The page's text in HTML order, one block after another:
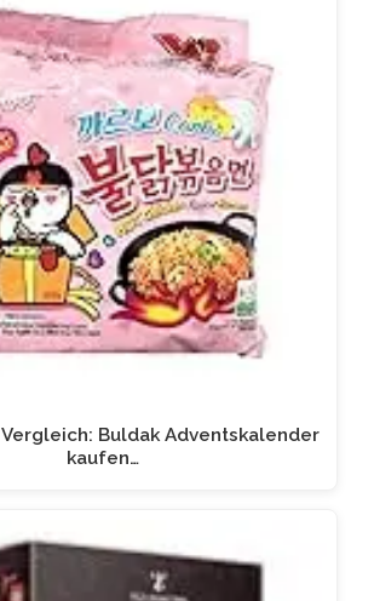
Buldak Adventskalender
kaufen…